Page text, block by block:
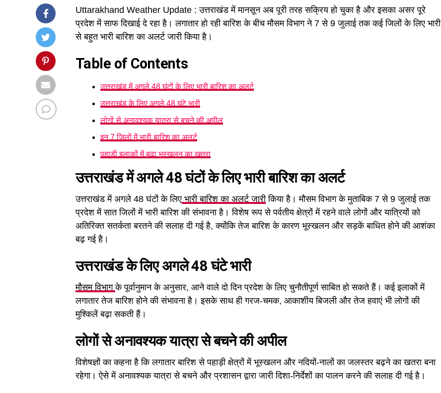
Uttarakhand Weather Update : उत्तराखंड में मानसून अब पूरी तरह सक्रिय हो चुका है और इसका असर पूरे
प्रदेश में साफ दिखाई दे रहा है। लगातार हो रही बारिश के बीच मौसम विभाग ने 7 से 9 जुलाई तक कई जिलों के लिए भारी
से बहुत भारी बारिश का अलर्ट जारी किया है।
Table of Contents
उत्तराखंड में अगले 48 घंटों के लिए भारी बारिश का अलर्ट
उत्तराखंड के लिए अगले 48 घंटे भारी
लोगों से अनावश्यक यात्रा से बचने की अपील
इन 7 जिलों में भारी बारिश का अलर्ट
पहाड़ी इलाकों में बढ़ा भूस्खलन का खतरा
उत्तराखंड में अगले 48 घंटों के लिए भारी बारिश का अलर्ट
उत्तराखंड में अगले 48 घंटों के लिए भारी बारिश का अलर्ट जारीकिया है। मौसम विभाग के मुताबिक 7 से 9 जुलाई तक
प्रदेश में सात जिलों में भारी बारिश की संभावना है। विशेष रूप से पर्वतीय क्षेत्रों में रहने वाले लोगों और यात्रियों को
अतिरिक्त सतर्कता बरतने की सलाह दी गई है, क्योंकि तेज बारिश के कारण भूस्खलन और सड़कें बाधित होने की आशंका
बढ़ गई है।
उत्तराखंड के लिए अगले 48 घंटे भारी
मौसम विभागके पूर्वानुमान के अनुसार, आने वाले दो दिन प्रदेश के लिए चुनौतीपूर्ण साबित हो सकते हैं। कई इलाकों में
लगातार तेज बारिश होने की संभावना है। इसके साथ ही गरज-चमक, आकाशीय बिजली और तेज हवाएं भी लोगों की
मुश्किलें बढ़ा सकती हैं।
लोगों से अनावश्यक यात्रा से बचने की अपील
विशेषज्ञों का कहना है कि लगातार बारिश से पहाड़ी क्षेत्रों में भूस्खलन और नदियों-नालों का जलस्तर बढ़ने का खतरा बना
रहेगा। ऐसे में अनावश्यक यात्रा से बचने और प्रशासन द्वारा जारी दिशा-निर्देशों का पालन करने की सलाह दी गई है।